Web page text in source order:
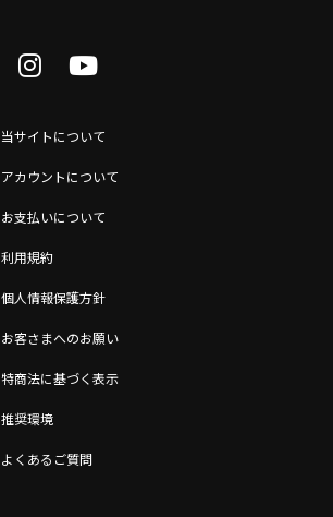
当サイトについて
アカウントについて
お支払いについて
利用規約
個人情報保護方針
お客さまへのお願い
特商法に基づく表示
推奨環境
よくあるご質問